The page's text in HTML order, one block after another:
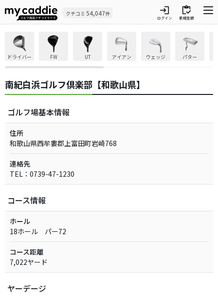
クチコミ 54,047件 login
ログイン
inventory
新規登録
ドライバー FW UT アイアン ウェッジ パター
南紀白浜ゴルフ倶楽部【和歌山県】
ゴルフ場基本情報
住所
和歌山県西牟婁郡上富田町岩崎768
連絡先
TEL：0739-47-1230
コース情報
ホール
18ホール パー72
コース距離
7,022ヤード
ヤーデージ